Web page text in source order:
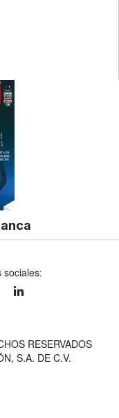
sociales:
ExpansionMex
RESERVADOS
S.A. DE C.V.